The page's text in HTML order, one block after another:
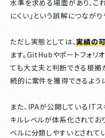
水準を求める場面があり、こ
にくい」という誤解につながり
ただし実態としては、実績の
ます。GitHubやポートフォリ
ても大丈夫と判断できる根
続的に案件を獲得できるよう
また、IPAが公開しているIT
キルレベルが体系化されてお
ベルに分類しやすいとされて